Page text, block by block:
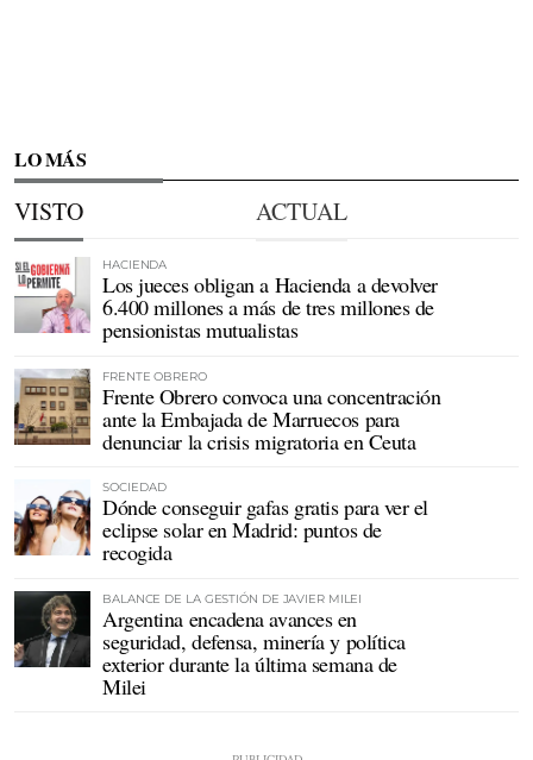
LO MÁS
VISTO ACTUAL
HACIENDA
Los jueces obligan a Hacienda a devolver
6.400 millones a más de tres millones de
pensionistas mutualistas
FRENTE OBRERO
Frente Obrero convoca una concentración
ante la Embajada de Marruecos para
denunciar la crisis migratoria en Ceuta
SOCIEDAD
Dónde conseguir gafas gratis para ver el
eclipse solar en Madrid: puntos de
recogida
BALANCE DE LA GESTIÓN DE JAVIER MILEI
Argentina encadena avances en
seguridad, defensa, minería y política
exterior durante la última semana de
Milei